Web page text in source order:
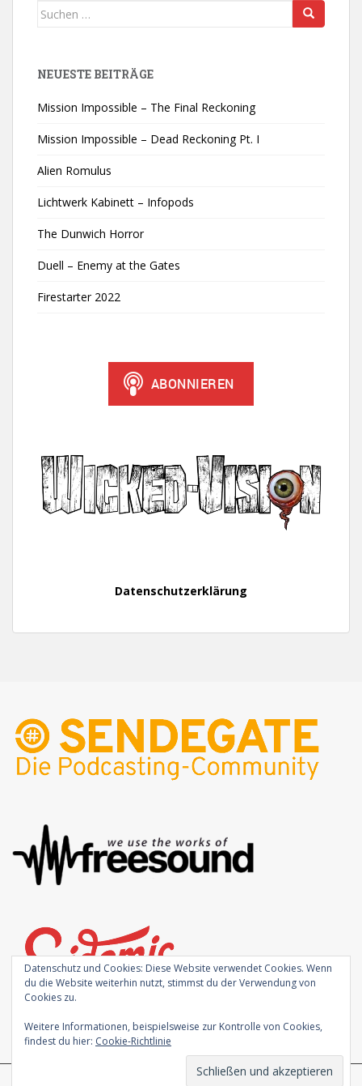
Suchen
NEUESTE BEITRÄGE
Mission Impossible – The Final Reckoning
Mission Impossible – Dead Reckoning Pt. I
Alien Romulus
Lichtwerk Kabinett – Infopods
The Dunwich Horror
Duell – Enemy at the Gates
Firestarter 2022
Datenschutzerklärung
Datenschutz und Cookies: Diese Website verwendet Cookies. Wenn
du die Website weiterhin nutzt, stimmst du der Verwendung von
Cookies zu.
Weitere Informationen, beispielsweise zur Kontrolle von Cookies,
findest du hier: Cookie-Richtlinie